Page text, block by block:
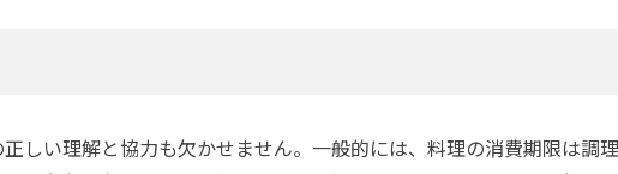
しい理解と協力も欠かせません。一般的には、料理の消費期限は調